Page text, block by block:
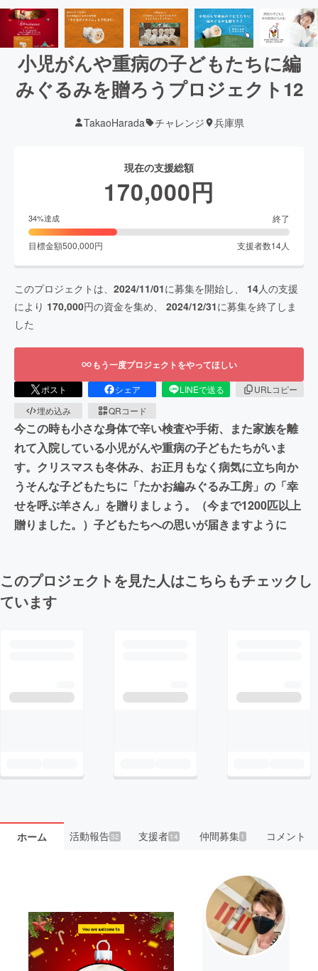
小児がんや重病の子どもたちに編
みぐるみを贈ろうプロジェクト12
TakaoHarada チャレンジ 兵庫県
現在の支援総額
170,000円
34%達成 終了
目標金額500,000円 支援者数14人
このプロジェクトは、 2024/11/01に募集を開始し、 14人の支援
により 170,000円の資金を集め、 2024/12/31に募集を終了しま
した
もう一度プロジェクトをやってほしい
ポスト シェア LINEで送る
URLコピー
埋め込み
QRコード
今この時も小さな身体で辛い検査や手術、また家族を離
れて入院している小児がんや重病の子どもたちがいま
す。クリスマスも冬休み、お正月もなく病気に立ち向か
うそんな子どもたちに「たかお編みぐるみ工房」の「幸
せを呼ぶ羊さん」を贈りましょう。（今まで1200匹以上
贈りました。）子どもたちへの思いが届きますように
このプロジェクトを見た人はこちらもチェックし
ています
ホーム 活動報告32 支援者 14 仲間募集 1 コメント